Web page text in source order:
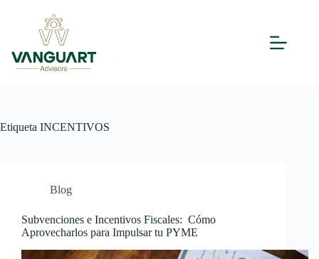
Etiqueta INCENTIVOS
Blog
Subvenciones e Incentivos Fiscales: Cómo
Aprovecharlos para Impulsar tu PYME